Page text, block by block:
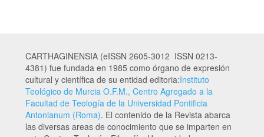
CARTHAGINENSIA (eISSN 2605-3012 ISSN 0213-
4381) fue fundada en 1985 como órgano de expresión
cultural y científica de su entidad editoria:Instituto
Teológico de Murcia O.F.M., Centro Agregado a la
Facultad de Teología de la Universidad Pontificia
Antonianum (Roma). El contenido de la Revista abarca
las diversas areas de conocimiento que se imparten en